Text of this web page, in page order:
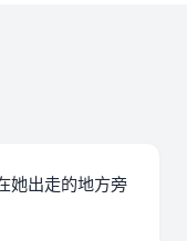
她出走的地方旁